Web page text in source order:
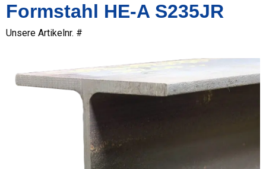
Formstahl HE-A S235JR
Unsere Artikelnr. #